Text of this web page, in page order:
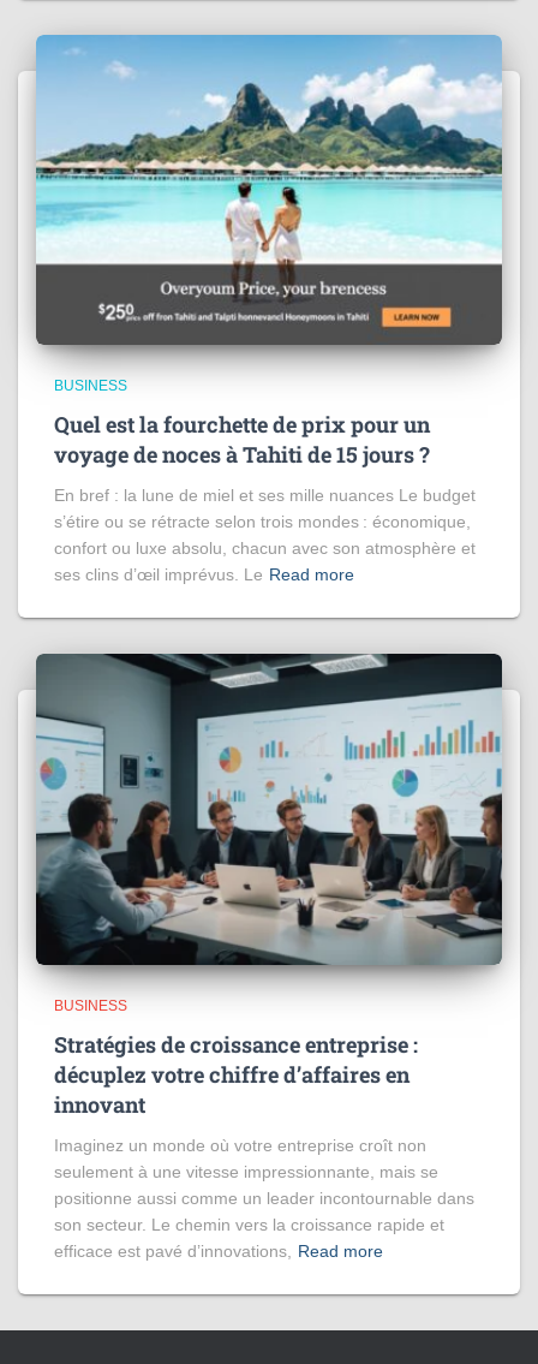
BUSINESS
Quel est la fourchette de prix pour un
voyage de noces à Tahiti de 15 jours​ ?
En bref : la lune de miel et ses mille nuances Le budget
s’étire ou se rétracte selon trois mondes : économique,
confort ou luxe absolu, chacun avec son atmosphère et
ses clins d’œil imprévus. Le Read more
BUSINESS
Stratégies de croissance entreprise :
décuplez votre chiffre d’affaires en
innovant
Imaginez un monde où votre entreprise croît non
seulement à une vitesse impressionnante, mais se
positionne aussi comme un leader incontournable dans
son secteur. Le chemin vers la croissance rapide et
efficace est pavé d’innovations,
Read more